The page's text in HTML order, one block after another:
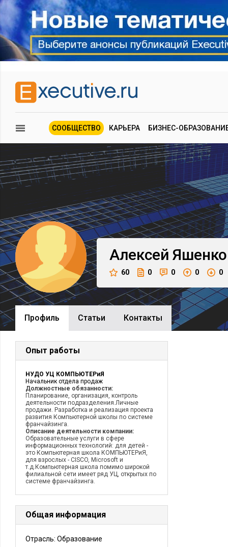
СООБЩЕСТВО КАРЬЕРА БИЗНЕС-
Алексей
60 0 0 0 0
Профиль Cтатьи Контакты
Опыт работы
НУДО УЦ КОМПЬЮТЕРиЯ
Начальник отдела продаж
Должностные обязанности:
Планирование, организация, контроль
деятельности подразделения.Личные
продажи. Разработка и реализация проекта
развития Компьютерной школы по системе
франчайзинга.
Описание деятельности компании:
Образовательные услуги в сфере
информационных технологий: для детей -
это Компьютерная школа КОМПЬЮТЕРиЯ,
для взрослых - CISCO, Microsoft и
т.д.Компьютерная школа помимо широкой
филиальной сети имеет ряд УЦ, открытых по
системе франчайзинга.
Общая информация
Отрасль: Образование